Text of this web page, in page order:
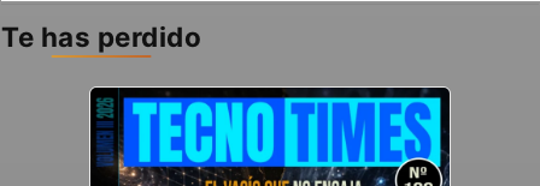
Te has perdido